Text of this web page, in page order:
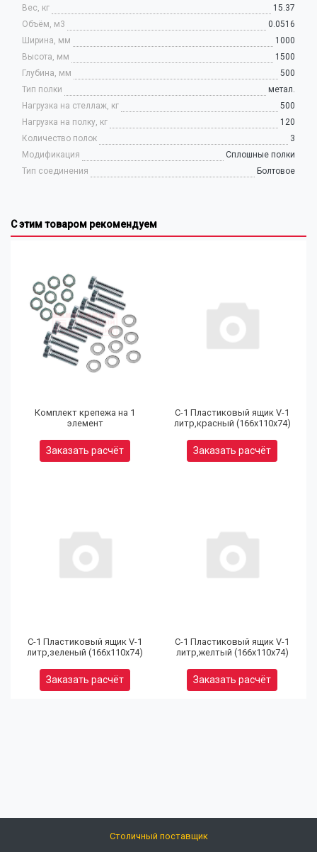
Вес, кг
15.37
Объём, м3
0.0516
Ширина, мм
1000
Высота, мм
1500
Глубина, мм
500
Тип полки
метал.
Нагрузка на стеллаж, кг
500
Нагрузка на полку, кг
120
Количество полок
3
Модификация
Сплошные полки
Тип соединения
Болтовое
С этим товаром рекомендуем
Комплект крепежа на 1
элемент
Заказать расчёт
С-1 Пластиковый ящик V-1
литр,красный (166х110х74)
Заказать расчёт
С-1 Пластиковый ящик V-1
литр,зеленый (166х110х74)
Заказать расчёт
С-1 Пластиковый ящик V-1
литр,желтый (166х110х74)
Заказать расчёт
Столичный поставщик